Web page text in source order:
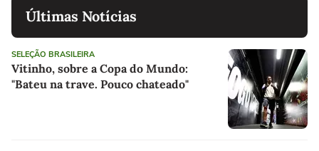
Últimas Notícias
SELEÇÃO BRASILEIRA
Vitinho, sobre a Copa do Mundo:
"Bateu na trave. Pouco chateado"